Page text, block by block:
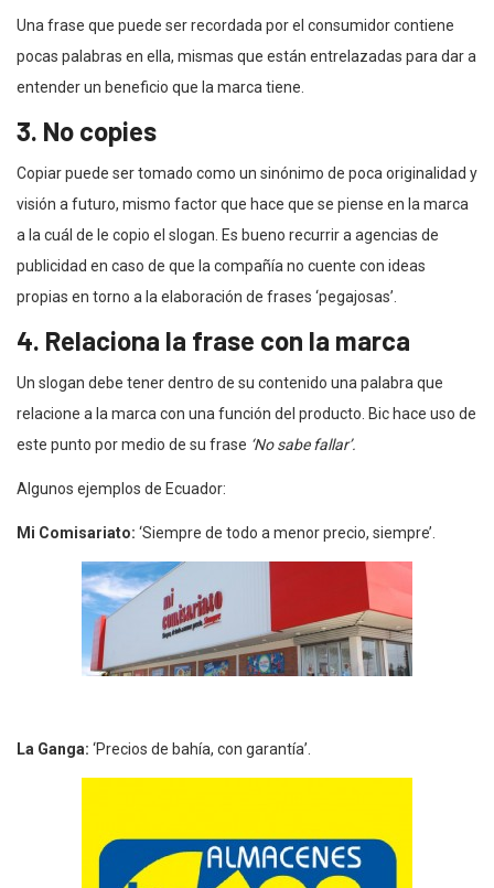
Una frase que puede ser recordada por el consumidor contiene
pocas palabras en ella, mismas que están entrelazadas para dar a
entender un beneficio que la marca tiene.
3. No copies
Copiar puede ser tomado como un sinónimo de poca originalidad y
visión a futuro, mismo factor que hace que se piense en la marca
a la cuál de le copio el slogan. Es bueno recurrir a agencias de
publicidad en caso de que la compañía no cuente con ideas
propias en torno a la elaboración de frases ‘pegajosas’.
4. Relaciona la frase con la marca
Un slogan debe tener dentro de su contenido una palabra que
relacione a la marca con una función del producto. Bic hace uso de
este punto por medio de su frase ‘No sabe fallar’.
Algunos ejemplos de Ecuador:
Mi Comisariato: ‘Siempre de todo a menor precio, siempre’.
La Ganga: ‘Precios de bahía, con garantía’.